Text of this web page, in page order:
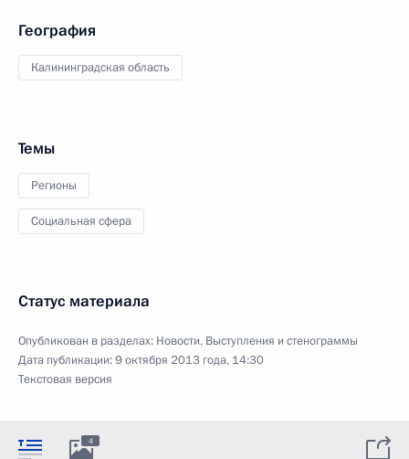
География
Калининградская область
Темы
Регионы
Социальная сфера
Статус материала
Опубликован в разделах: Новости, Выступления и стенограммы
Дата публикации:9 октября 2013 года, 14:30
Текстовая версия
4